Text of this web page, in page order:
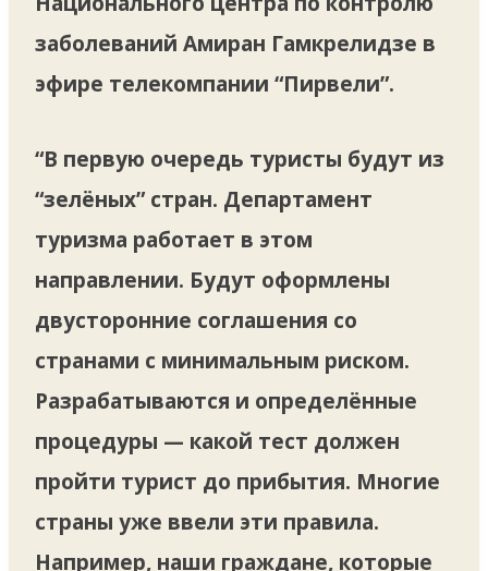
заболеваний Амиран Гамкрелидзе в
эфире телекомпании “Пирвели”.
“В первую очередь туристы будут из
“зелёных” стран. Департамент
туризма работает в этом
направлении. Будут оформлены
двусторонние соглашения со
странами с минимальным риском.
Разрабатываются и определённые
процедуры — какой тест должен
пройти турист до прибытия. Многие
страны уже ввели эти правила.
Например, наши граждане, которые